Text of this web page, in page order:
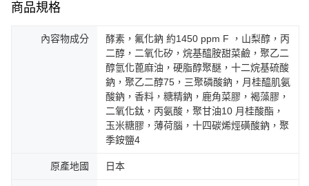
商品規格
內容物成分
酵素，氟化鈉 約1450 ppm F ，山梨醇，丙
二醇，二氧化矽，烷基醯胺甜菜鹼，聚乙二
醇氫化蓖麻油，硬脂醇聚醚，十二烷基硫酸
鈉，聚乙二醇75，三聚磷酸鈉，月桂醯肌氨
酸鈉，香料，糖精鈉，鹿角菜膠，褐藻膠，
二氧化鈦，丙氨酸，聚甘油10 月桂酸酯，
玉米糖膠，薄荷腦，十四碳烯烴磺酸鈉，聚
季銨鹽4
原產地國 日本